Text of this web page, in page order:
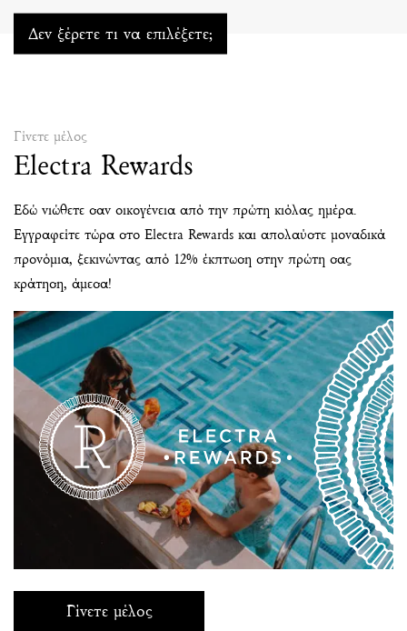
Δεν ξέρετε τι να επιλέξετε;
Γίνετε μέλος
Electra Rewards
Εδώ νιώθετε σαν οικογένεια από την πρώτη κιόλας ημέρα.
Εγγραφείτε τώρα στο Electra Rewards και απολαύστε μοναδικά
προνόμια, ξεκινώντας από 12% έκπτωση στην πρώτη σας
κράτηση, άμεσα!
Γίνετε μέλος